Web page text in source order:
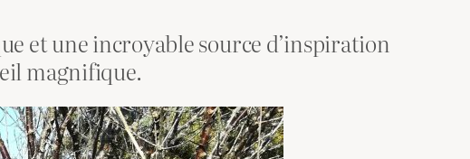
et une incroyable source d’inspiration
magnifique.